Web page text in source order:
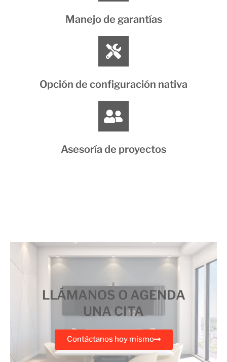
Manejo de garantías
Opción de configuración nativa
Asesoría de proyectos
LLÁMANOS O AGENDA
UNA CITA
Contáctanos hoy mismo